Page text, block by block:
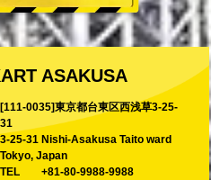
ASAKUSA
[111-0035]東京都台東区西浅草3-25-
31
3-25-31 Nishi-Asakusa Taito ward
Tokyo, Japan
TEL
+81-80-9988-9988